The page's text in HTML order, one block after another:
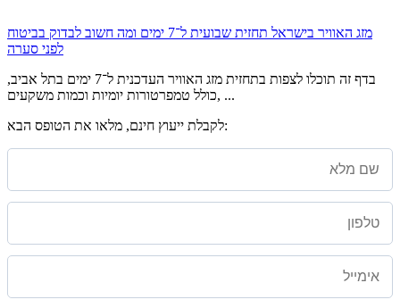
מזג האוויר בישראל תחזית שבועית ל־7 ימים ומה חשוב לבדוק בביטוח
לפני סערה
בדף זה תוכלו לצפות בתחזית מזג האוויר העדכנית ל־7 ימים בתל אביב,
כולל טמפרטורות יומיות וכמות משקעים, ...
לקבלת ייעוץ חינם, מלאו את הטופס הבא: